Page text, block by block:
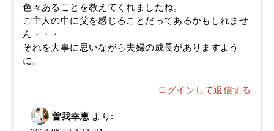
色々あることを教えてくれましたね。
ご主人の中に父を感じることだってあるかもしれませ
ん・・・
それを大事に思いながら夫婦の成長がありますよう
に。
ログインして返信する
曽我幸恵 より: